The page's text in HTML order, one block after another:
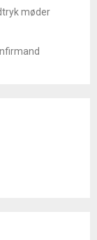
møder